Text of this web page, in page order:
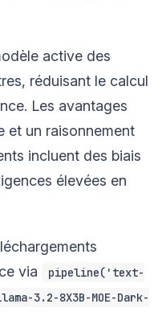
active des
réduisant le calcul
Les avantages
et un raisonnement
incluent des biais
élevées en
via
pipeline('text-
3.2-8X3B-MOE-Dark-